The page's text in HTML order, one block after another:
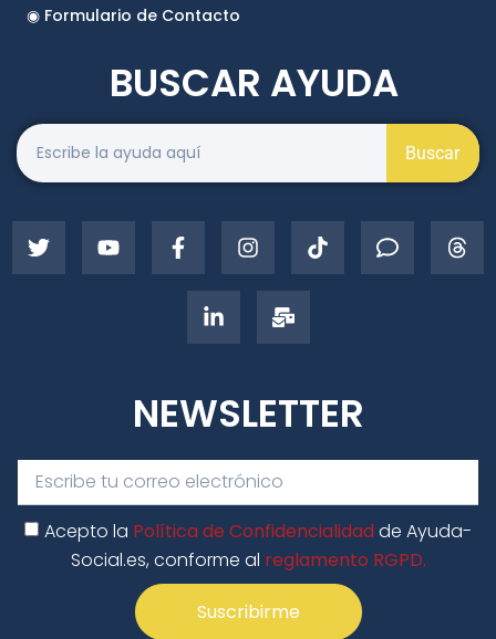
◉ Formulario de Contacto
Buscar
BUSCAR AYUDA
NEWSLETTER
Acepto la Política de Confidencialidad de Ayuda-
Social.es, conforme al reglamento RGPD.
Suscribirme